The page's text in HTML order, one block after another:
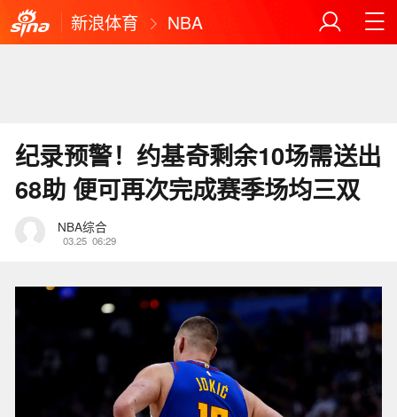
新浪体育 NBA
纪录预警！约基奇剩余10场需送出
68助 便可再次完成赛季场均三双
NBA综合
03.25 06:29